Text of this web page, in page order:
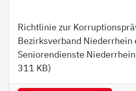
Richtlinie zur
Bezirksverband Niederrhein
Seniorendienste
311 KB)